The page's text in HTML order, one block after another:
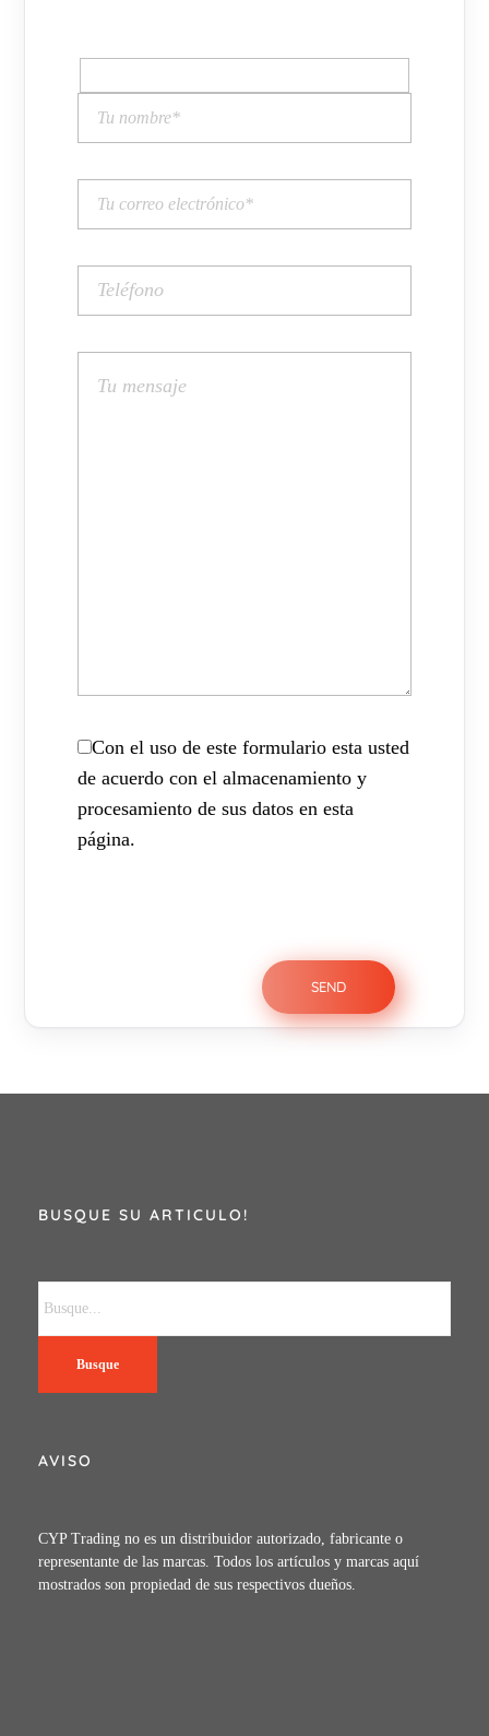
Con el uso de este formulario esta usted
de acuerdo con el almacenamiento y
procesamiento de sus datos en esta
página.
BUSQUE SU ARTICULO!
Busque
AVISO
CYP Trading no es un distribuidor autorizado, fabricante o
representante de las marcas. Todos los artículos y marcas aquí
mostrados son propiedad de sus respectivos dueños.